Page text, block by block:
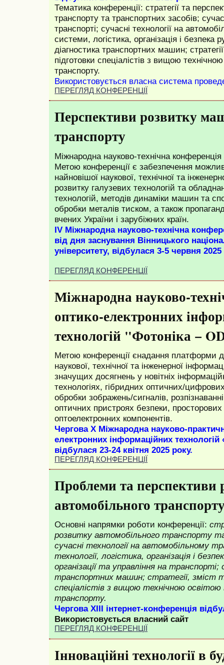
Тематика конференції: стратегії та
транспорту та транспортних засобів;
транспорті;сучасні технології на
системи, логістика, організація і безпека
діагностика транспортних машин;
підготовки спеціалістів з вищою
транспорту.
Використовується власна система
ПЕРЕГЛЯД КОНФЕРЕНЦІЇ
Перспективи розвитку
транспорту
Міжнародна науково-технічна конференція
Метою конференції єзабезпечення
найновішої наукової, технічної та
розвитку галузевих технологій та
технологій, методів динаміки машин та
обробки металів тиском, а також
вчених України і зарубіжних країн.
ІV Міжнародна науково-технічна
від дня заснування Вінницького
університету, відбулася 3-5 червня
ПЕРЕГЛЯД КОНФЕРЕНЦІЇ
Міжнародна науково-
оптико-електронних
технологій "Фотоніка −
Метою конференції єнадання платформи
наукової, технічної та інженерної
значущих досягнень у новітніх
технологіях, гібридних оптичних/
обробки зображень/сигналів,
оптичних пристроях безпеки,
оптоелектронних компонентів.
Чергова X Міжнародна науково-
електронних інформаційних
відбулася23-24 квітня 2025 року.
ПЕРЕГЛЯД КОНФЕРЕНЦІЇ
Проблеми та перспективи
автомобільного
Основні напрямки роботи конференції:
розвитку автомобільного транспорту
сучасні технології на автомобільному
технології, логістика, організація і
організації та управління на
транспортних машин; стратегії, зміст
спецiалiстiв з вищою технічною освiтою
транспорту.
Чергова XIII інтернет-конференцiя
Використовується власний сайт
ПЕРЕГЛЯД КОНФЕРЕНЦІЇ
Інноваційні технології в